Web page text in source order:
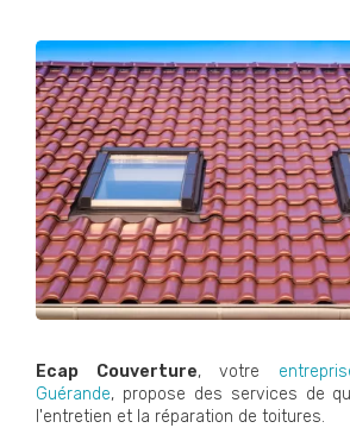
Ecap Couverture, votre
Guérande, propose des services de
l'entretien et la réparation de toitures.